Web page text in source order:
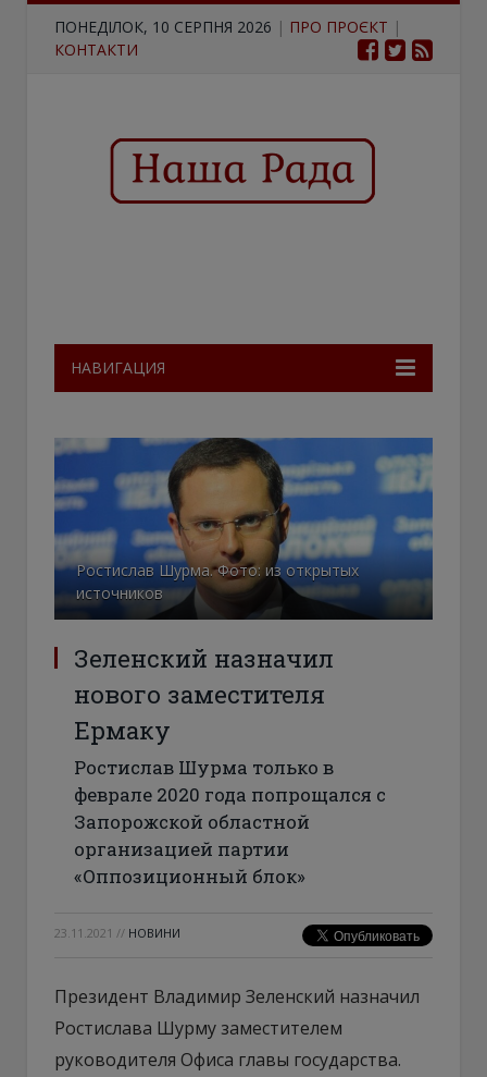
ПОНЕДІЛОК, 10 СЕРПНЯ 2026 | ПРО ПРОЄКТ |
КОНТАКТИ
НАВИГАЦИЯ
Ростислав Шурма. Фото: из открытых
источников
Зеленский назначил
нового заместителя
Ермаку
Ростислав Шурма только в
феврале 2020 года попрощался с
Запорожской областной
организацией партии
«Оппозиционный блок»
23.11.2021 // НОВИНИ
Президент Владимир Зеленский назначил
Ростислава Шурму заместителем
руководителя Офиса главы государства.